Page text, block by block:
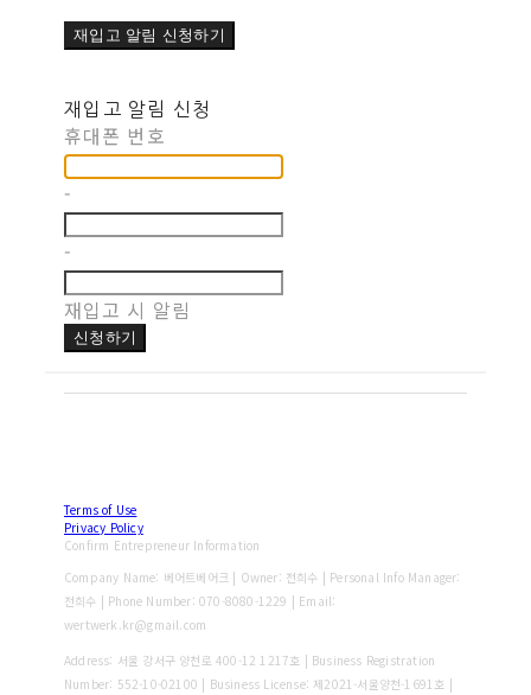
재입고 알림 신청하기
재입고 알림 신청
휴대폰 번호
-
-
재입고 시 알림
신청하기
Terms of Use
Privacy Policy
Confirm Entrepreneur Information
Company Name: 베어트베어크 | Owner: 전희수 | Personal Info Manager:
전희수 | Phone Number: 070-8080-1229 | Email:
wertwerk.kr@gmail.com
Address: 서울 강서구 양천로 400-12 1217호 | Business Registration
Number: 552-10-02100 | Business License: 제2021-서울양천-1691호 |